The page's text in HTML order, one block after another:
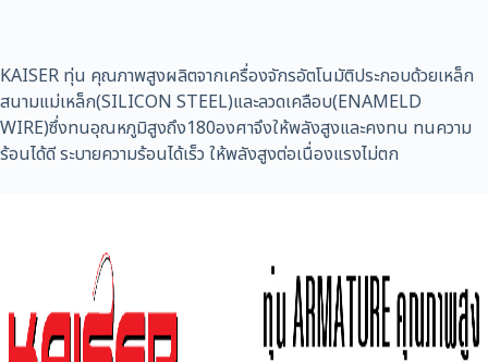
KAISER ทุ่น คุณภาพสูงผลิตจากเครื่องจักรอัตโนมัติประกอบด้วยเหล็ก
สนามแม่เหล็ก(SILICON STEEL)และลวดเคลือบ(ENAMELD
WIRE)ซึ่งทนอุณหภูมิสูงถึง180องศาจึงให้พลังสูงและคงทน ทนความ
ร้อนได้ดี ระบายความร้อนได้เร็ว ให้พลังสูงต่อเนื่องแรงไม่ตก